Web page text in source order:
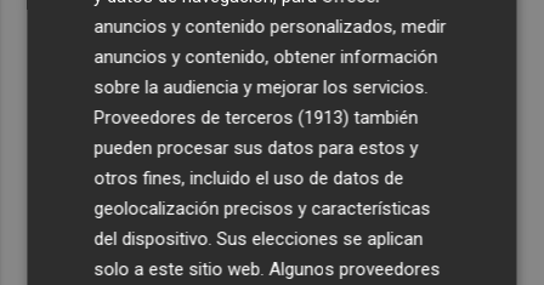
anuncios y contenido personalizados, medir
anuncios y contenido, obtener información
sobre la audiencia y mejorar los servicios.
Proveedores de terceros (1913) también
pueden procesar sus datos para estos y
otros fines, incluido el uso de datos de
geolocalización precisos y características
del dispositivo. Sus elecciones se aplican
solo a este sitio web. Algunos proveedores